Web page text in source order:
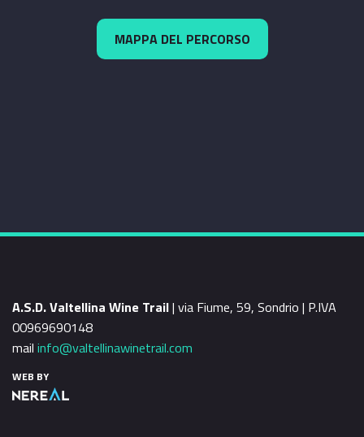
MAPPA DEL PERCORSO
A.S.D. Valtellina Wine Trail| via Fiume, 59, Sondrio | P.IVA
00969690148
mail info@valtellinawinetrail.com
WEB BY